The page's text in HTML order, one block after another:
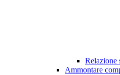
Relazione
Ammontare